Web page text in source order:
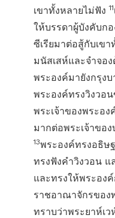
เขาทั้งหลายไม่ฟัง11
ให้บรรดาผู้บังคับก
ซีเรียมาต่อสู้กับเขา
มนัสเสห์และจำจอ
พระองค์มายังกรุง
พระองค์ทรงวิงวอ
พระเจ้าของพระอ
มากต่อพระเจ้าขอ
13พระองค์ทรงอธิษ
ทรงฟังคำวิงวอน
และทรงให้พระอง
ราชอาณาจักรของ
ทราบว่าพระยาห์เว